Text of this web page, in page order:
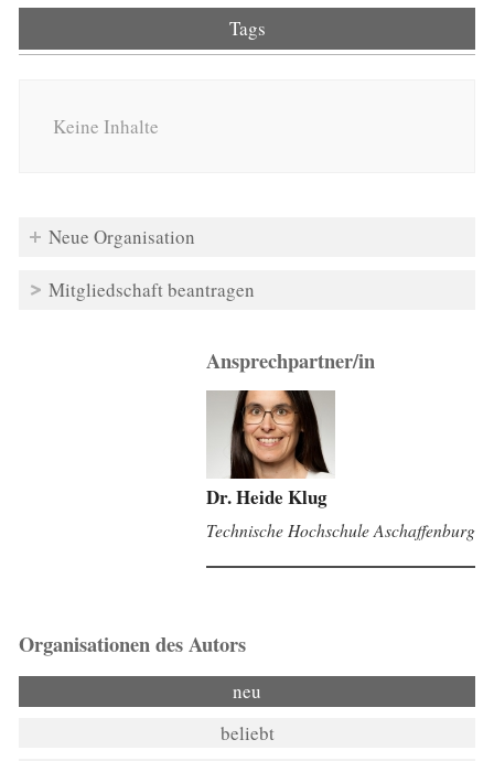
Tags
Keine Inhalte
Neue Organisation
Mitgliedschaft beantragen
Ansprechpartner/in
Dr. Heide Klug
Technische Hochschule Aschaffenburg
Organisationen des Autors
neu
beliebt